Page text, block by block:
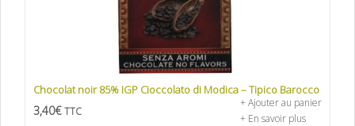
Chocolat noir 85% IGP Cioccolato di Modica – Tipico Barocco
3,40€ TTC
+ Ajouter au panier
+ En savoir plus